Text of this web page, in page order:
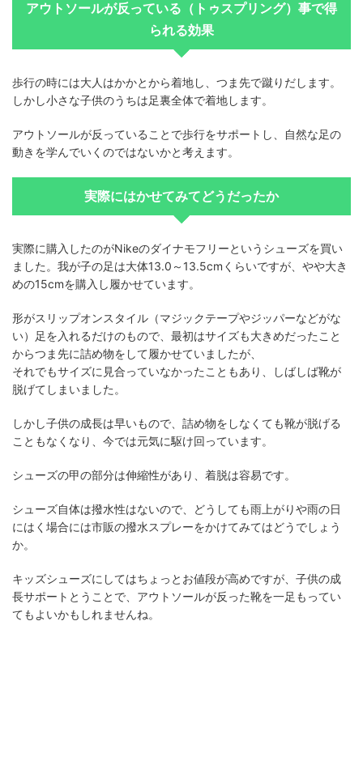
アウトソールが反っている（トゥスプリング）事で得
られる効果
歩行の時には大人はかかとから着地し、つま先で蹴りだします。
しかし小さな子供のうちは足裏全体で着地します。
アウトソールが反っていることで歩行をサポートし、自然な足の
動きを学んでいくのではないかと考えます。
実際にはかせてみてどうだったか
実際に購入したのがNikeのダイナモフリーというシューズを買い
ました。我が子の足は大体13.0～13.5cmくらいですが、やや大き
めの15cmを購入し履かせています。
形がスリップオンスタイル（マジックテープやジッパーなどがな
い）足を入れるだけのもので、最初はサイズも大きめだったこと
からつま先に詰め物をして履かせていましたが、
それでもサイズに見合っていなかったこともあり、しばしば靴が
脱げてしまいました。
しかし子供の成長は早いもので、詰め物をしなくても靴が脱げる
こともなくなり、今では元気に駆け回っています。
シューズの甲の部分は伸縮性があり、着脱は容易です。
シューズ自体は撥水性はないので、どうしても雨上がりや雨の日
にはく場合には市販の撥水スプレーをかけてみてはどうでしょう
か。
キッズシューズにしてはちょっとお値段が高めですが、子供の成
長サポートとうことで、アウトソールが反った靴を一足もってい
てもよいかもしれませんね。